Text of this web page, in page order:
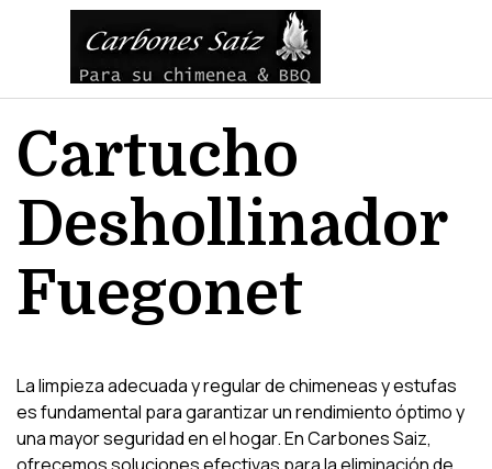
Vaya al Contenido
Saltar menú
Cartucho
Deshollinador
Fuegonet
La limpieza adecuada y regular de chimeneas y estufas
es fundamental para garantizar un rendimiento óptimo y
una mayor seguridad en el hogar. En Carbones Saiz,